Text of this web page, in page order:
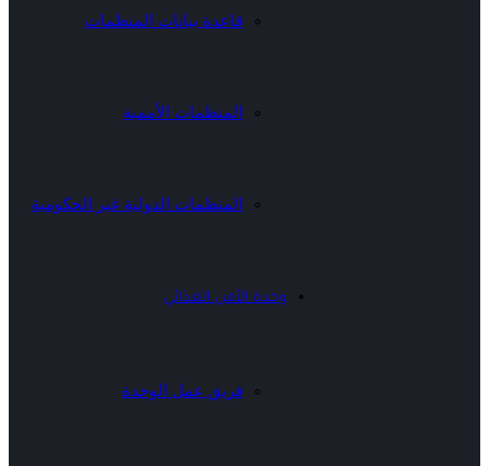
قاعدة بيانات المنظمات
المنظمات الأممية
المنظمات الدولية غير الحكومية
وحدة الأمن الغذائي
فريق عمل الوحدة